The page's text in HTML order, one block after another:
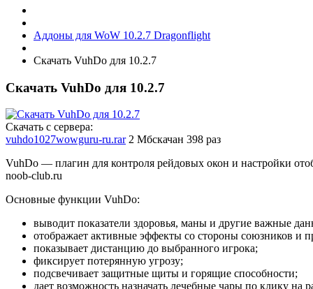
Аддоны для WoW 10.2.7 Dragonflight
Скачать VuhDo для 10.2.7
Скачать VuhDo для 10.2.7
Скачать с сервера:
vuhdo1027wowguru-ru.rar 2 Мбскачан 398 раз
VuhDo — плагин для контроля рейдовых окон и настройки
noob-club.ru
Основные функции VuhDo:
выводит показатели здоровья, маны и другие важные
отображает активные эффекты со стороны союзников и
показывает дистанцию до выбранного игрока;
фиксирует потерянную угрозу;
подсвечивает защитные щиты и горящие способности;
дает возможность назначать лечебные чары по клику на